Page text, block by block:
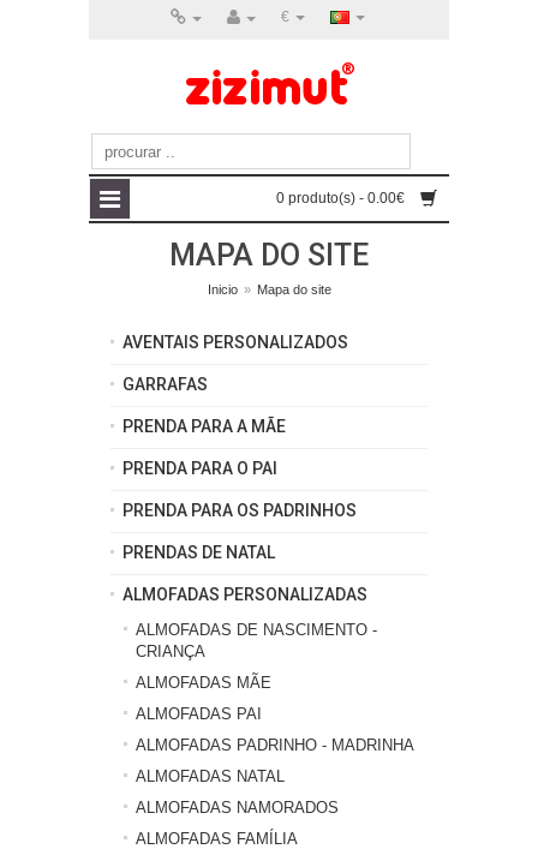
€
0 produto(s) - 0.00€
MAPA DO SITE
Inicio » Mapa do site
AVENTAIS PERSONALIZADOS
GARRAFAS
PRENDA PARA A MÃE
PRENDA PARA O PAI
PRENDA PARA OS PADRINHOS
PRENDAS DE NATAL
ALMOFADAS PERSONALIZADAS
ALMOFADAS DE NASCIMENTO -
CRIANÇA
ALMOFADAS MÃE
ALMOFADAS PAI
ALMOFADAS PADRINHO - MADRINHA
ALMOFADAS NATAL
ALMOFADAS NAMORADOS
ALMOFADAS FAMÍLIA